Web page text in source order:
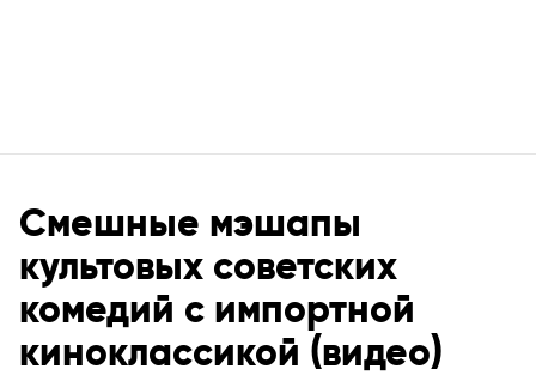
Смешные мэшапы
культовых советских
комедий c импортной
киноклассикой (видео)